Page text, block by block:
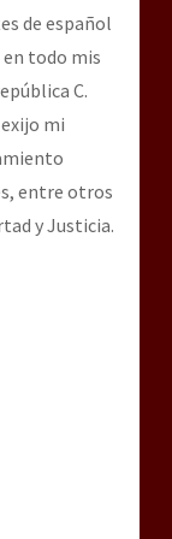
de español
todo mis
C.
mi
entre otros
y Justicia.